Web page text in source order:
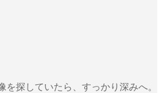
を探していたら、すっかり深みへ。